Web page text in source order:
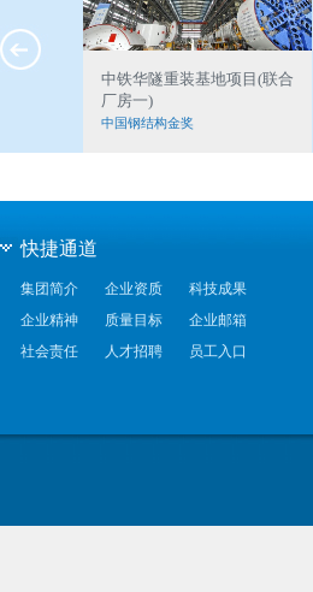
中铁华隧重装基地项目(联合
厂房一)
中国钢结构金奖
快捷通道
集团简介 企业资质
科技成果
企业精神
质量目标
企业邮箱
社会责任
人才招聘 员工入口